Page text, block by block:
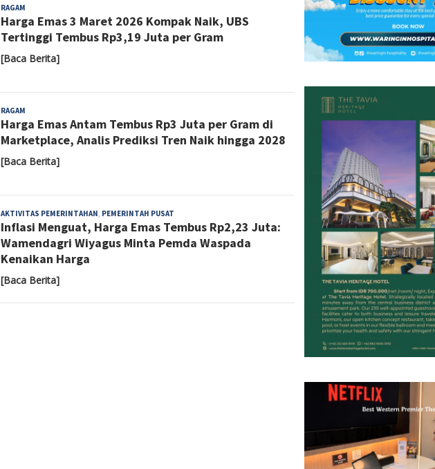
RAGAM
Noviyanti
Harga Emas 3 Maret 2026 Kompak Naik, UBS
Tertinggi Tembus Rp3,19 Juta per Gram
[Baca Berita]
RAGAM
Noviyanti
Harga Emas Antam Tembus Rp3 Juta per Gram di
Marketplace, Analis Prediksi Tren Naik hingga 2028
[Baca Berita]
AKTIVITAS PEMERINTAHAN, PEMERINTAH PUSAT
Sulastri
Inflasi Menguat, Harga Emas Tembus Rp2,23 Juta:
Wamendagri Wiyagus Minta Pemda Waspada
Kenaikan Harga
[Baca Berita]